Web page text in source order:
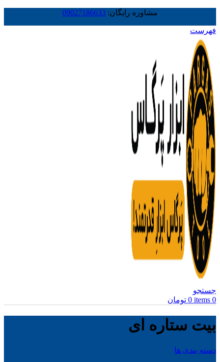
مشاوره رایگان: 09027186633
فهرست
جستجو
0
items
0 تومان
بیت ستاره ای
دسته بندی ها